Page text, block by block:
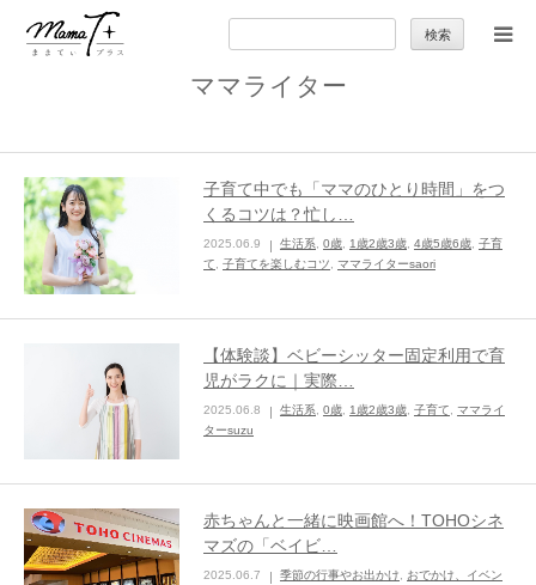
索:
ママライター
子育て中でも「ママのひとり時間」をつ
くるコツは？忙し…
2025.06.9 生活系 0歳 1歳2歳3歳 4歳5歳6歳 子育
て
子育てを楽しむコツ ママライターsaori
【体験談】ベビーシッター固定利用で育
児がラクに｜実際…
2025.06.8 生活系 0歳 1歳2歳3歳 子育て
ママライ
ターsuzu
赤ちゃんと一緒に映画館へ！TOHOシネ
マズの「ベイビ…
2025.06.7 季節の行事やお出かけ
おでかけ、イベン
セカンドキャリア
子育て
季節の行事やお出かけ
特集
ままてぃ編集部